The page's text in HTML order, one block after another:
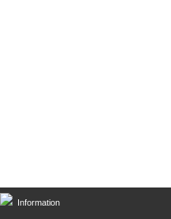
Information